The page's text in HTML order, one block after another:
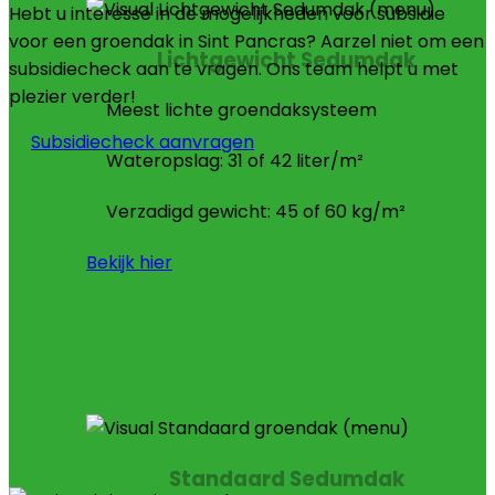
Lichtgewicht Sedumdak
Meest lichte groendaksysteem
Wateropslag: 31 of 42 liter/m²
Verzadigd gewicht: 45 of 60 kg/m²
Bekijk hier
Standaard Sedumdak
Hebt u interesse in de mogelijkheden voor subsidie
voor een groendak in Sint Pancras? Aarzel niet om een
subsidiecheck aan te vragen. Ons team helpt u met
plezier verder!
Subsidiecheck aanvragen